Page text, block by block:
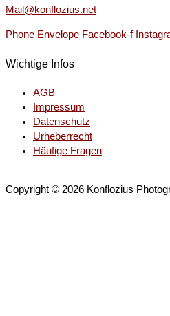
Mail@konflozius.net
Phone Envelope Facebook-f
Wichtige Infos
AGB
Impressum
Datenschutz
Urheberrecht
Häufige Fragen
Copyright © 2026 Konflozius